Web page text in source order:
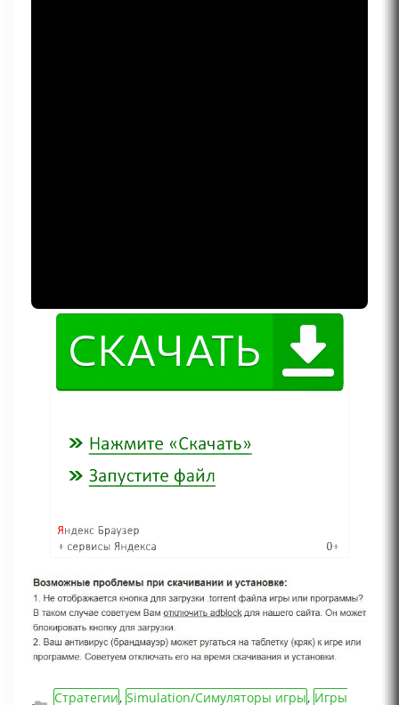
Стратегии, Simulation/Симуляторы игры, Игры